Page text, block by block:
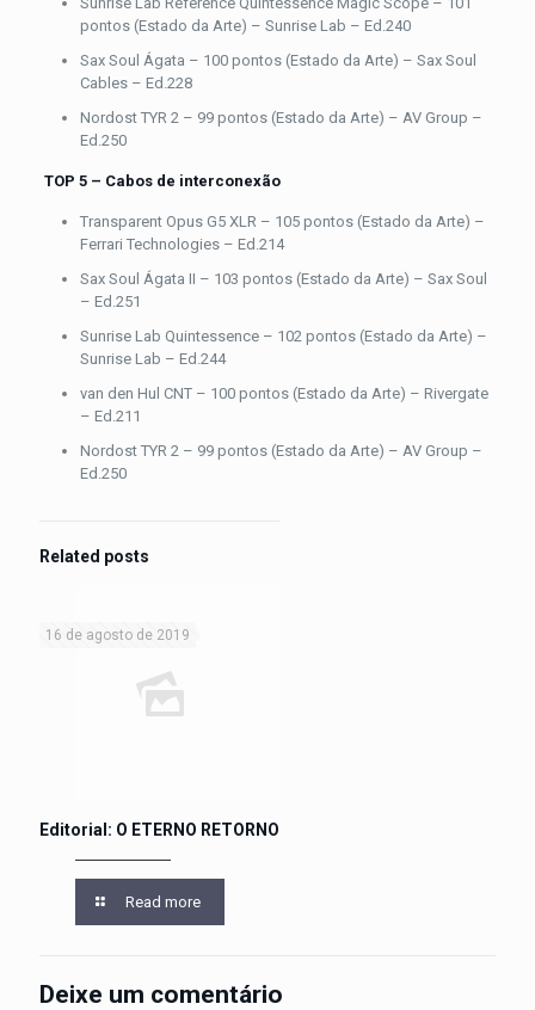
pontos (Estado da Arte) – Sunrise Lab – Ed.240
Sax Soul Ágata – 100 pontos (Estado da Arte) – Sax Soul
Cables – Ed.228
Nordost TYR 2 – 99 pontos (Estado da Arte) – AV Group –
Ed.250
TOP 5 – Cabos de interconexão
Transparent Opus G5 XLR – 105 pontos (Estado da Arte) –
Ferrari Technologies – Ed.214
Sax Soul Ágata II – 103 pontos (Estado da Arte) – Sax Soul
– Ed.251
Sunrise Lab Quintessence – 102 pontos (Estado da Arte) –
Sunrise Lab – Ed.244
van den Hul CNT – 100 pontos (Estado da Arte) – Rivergate
– Ed.211
Nordost TYR 2 – 99 pontos (Estado da Arte) – AV Group –
Ed.250
Related posts
16 de agosto de 2019
Editorial: O ETERNO RETORNO
Read more
Deixe um comentário